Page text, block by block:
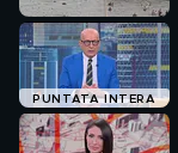
PUNTATA INTERA